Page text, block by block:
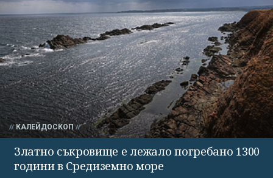
КАЛЕЙДОСКОП
Златно съкровище е лежало погребано 1300
години в Средиземно море